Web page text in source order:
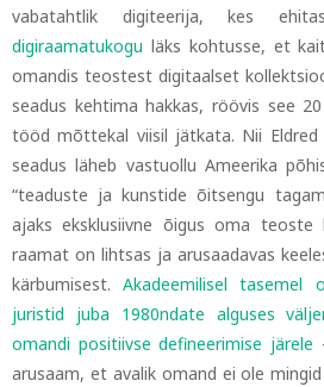
vabatahtlik digiteerija, kes
digiraamatukogu läks kohtusse, et
omandis teostest digitaalset
seadus kehtima hakkas, röövis see
tööd mõttekal viisil jätkata. Nii Eldred
seadus läheb vastuollu Ameerika
“teaduste ja kunstide õitsengu
ajaks eksklusiivne õigus oma teoste
raamat on lihtsas ja arusaadavas
kärbumisest.Akadeemilisel tasemel
juristid juba 1980ndate alguses
omandi positiivse defineerimise järele
arusaam, et avalik omand ei ole